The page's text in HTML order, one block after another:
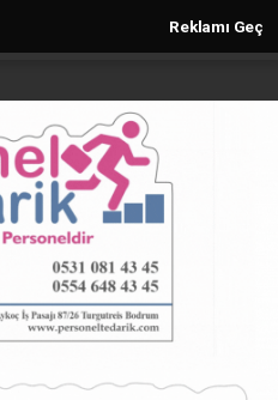
Reklamı Geç
Ücretsiz
Devam Ediyor
| 19.02.2025 - 20:26, Güncelleme:
- 20:26
okundu.